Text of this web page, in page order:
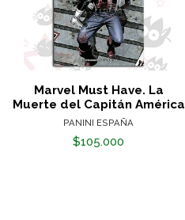
Marvel Must Have. La
Muerte del Capitán América
PANINI ESPAÑA
$105.000